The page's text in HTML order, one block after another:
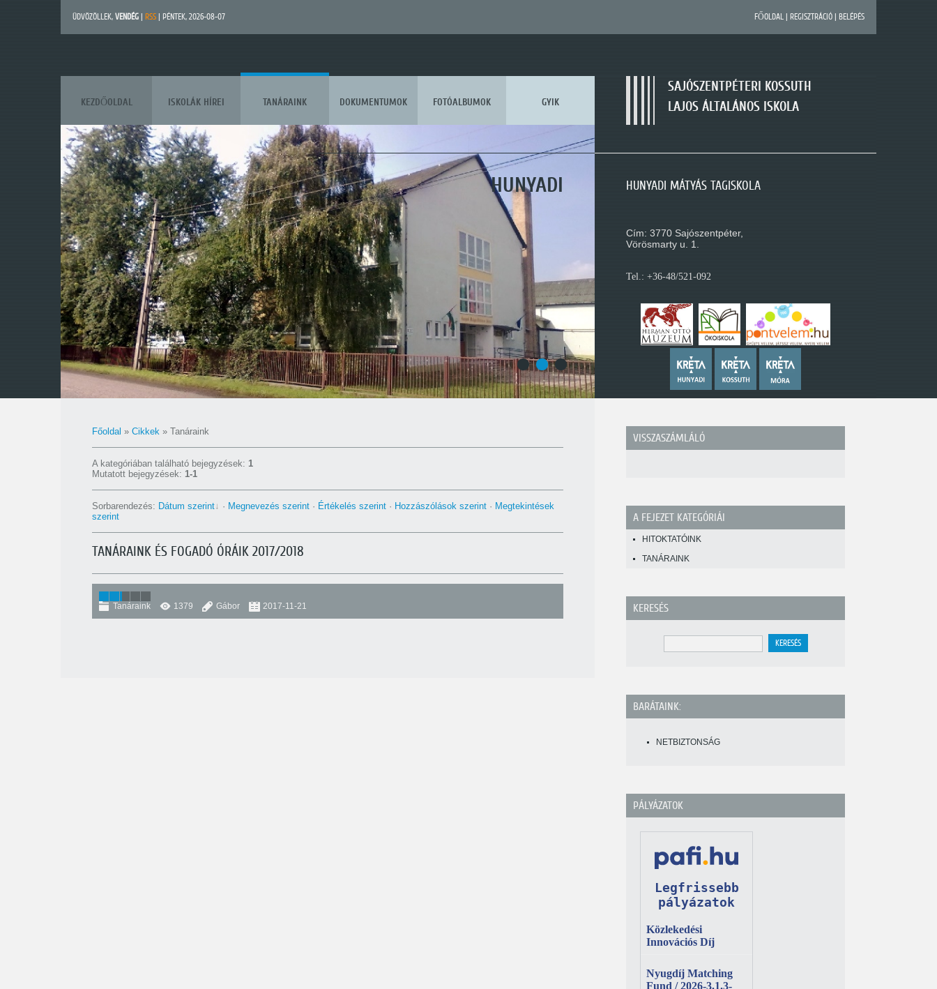
ÜDVÖZÖLLEK, VENDÉG RSS | PÉNTEK, 2026-08-07 FŐOLDAL REGISZTRÁCIÓ BELÉPÉS
SAJÓSZENTPÉTERI KOSSUTH
LAJOS ÁLTALÁNOS ISKOLA
KEZDŐOLDAL ISKOLÁK HÍREI TANÁRAINK DOKUMENTUMOK FOTÓALBUMOK GYIK
KOSSUTH
SAJÓSZENTPÉTERI KOSSUTH LAJOS ÁLTALÁNOS
Cím: 3770 Sajószentpéter,
Kossuth L. út 195.
Tel.: +36-48/521-088
HUNYADI HUNYADI MÁTYÁS TAGISKOLA
Cím: 3770 Sajószentpéter,
Vörösmarty u. 1.
Tel.: +36-48/521-092
MÓRA MÓRA FERENC TAGISKOLA
Cím: 3770 Sajószentpéter,
Móra Ferenc u. 1.
Tel.: +36-48/521-080
1 2 3
Főoldal » Cikkek » Tanáraink
A kategóriában található bejegyzések: 1
Mutatott bejegyzések: 1-1
Sorbarendezés: Dátum szerint · Megnevezés szerint · Értékelés szerint · Hozzászólások szerint · Megtekintések
szerint
TANÁRAINK ÉS FOGADÓ ÓRÁIK 2017/2018
Tanáraink 1379 Gábor 2017-11-21
VISSZASZÁMLÁLÓ
A FEJEZET KATEGÓRIÁI
HITOKTATÓINK
TANÁRAINK
KERESÉS
BARÁTAINK:
NETBIZTONSÁG
PÁLYÁZATOK